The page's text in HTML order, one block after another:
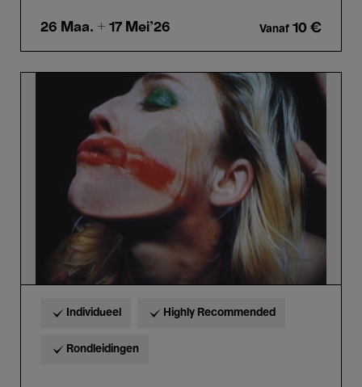
26 Maa. + 17 Mei'26 Vanaf 10 €
Nederlands
Individueel Highly Recommended
Rondleidingen